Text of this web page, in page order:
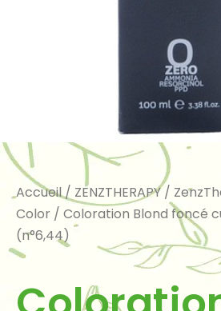
Accueil/ ZENZTHERAPY/
Color / Coloration Blond foncé
(n°6,44)